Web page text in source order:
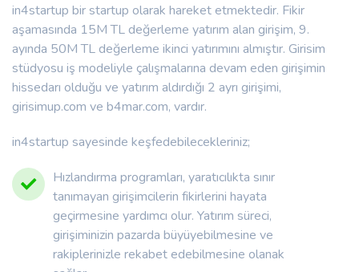
in4startup bir startup olarak hareket etmektedir. Fikir
aşamasında 15M TL değerleme yatırım alan girişim, 9.
ayında 50M TL değerleme ikinci yatırımını almıştır. Girisim
stüdyosu iş modeliyle çalışmalarına devam eden girişimin
hissedarı olduğu ve yatırım aldırdığı 2 ayrı girişimi,
girisimup.com ve b4mar.com, vardır.
in4startup sayesinde keşfedebilecekleriniz;
Hızlandırma programları, yaratıcılıkta sınır
tanımayan girişimcilerin fikirlerini hayata
geçirmesine yardımcı olur. Yatırım süreci,
girişiminizin pazarda büyüyebilmesine ve
rakiplerinizle rekabet edebilmesine olanak